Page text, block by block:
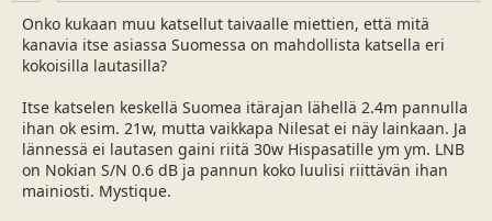
a
l
o
i
t
a
j
a
ä
ä
r
Onko kukaan muu katsellut taivaalle miettien, että mitä
kanavia itse asiassa Suomessa on mahdollista katsella eri
kokoisilla lautasilla?
Itse katselen keskellä Suomea itärajan lähellä 2.4m pannulla
ihan ok esim. 21w, mutta vaikkapa Nilesat ei näy lainkaan. Ja
lännessä ei lautasen gaini riitä 30w Hispasatille ym ym. LNB
on Nokian S/N 0.6 dB ja pannun koko luulisi riittävän ihan
mainiosti. Mystique.